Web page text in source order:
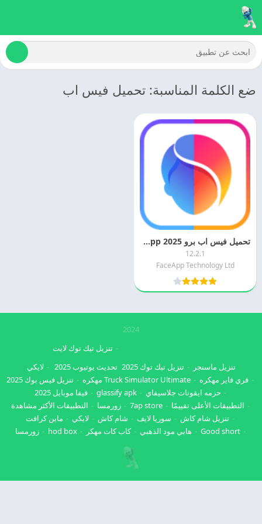
ضع الكلمة المناسبة: تحميل فيس اب
تحميل فيس اب برو 2025 Faceapp مهكر اخر تحديث مجانا
12.2.1
FaceApp Technology Ltd
2024
تنزيل ماسنجر تنزيل تيك توك 2025
تنزيل تيك توك لايت
تحديث يوتيوب 2025
لايكي
فري فاير مهكره
Truck Simulator Ultimate مهكره
تنزيل فيس بوك 2025
حزمه ايقونات جلاسيفاي
glassify apk
فيفا موبايل 2025
التطبيقات الأعلى تقييمًا
7ap store زورمسا
التطبيقات الأكثر مشاهدة
تنزيل شام كاش
سوريا لايف شام كاش لايكي
ماين كرافت
Good short
هابي مود الذهبي كاب كات مهكر hod box زورمسا